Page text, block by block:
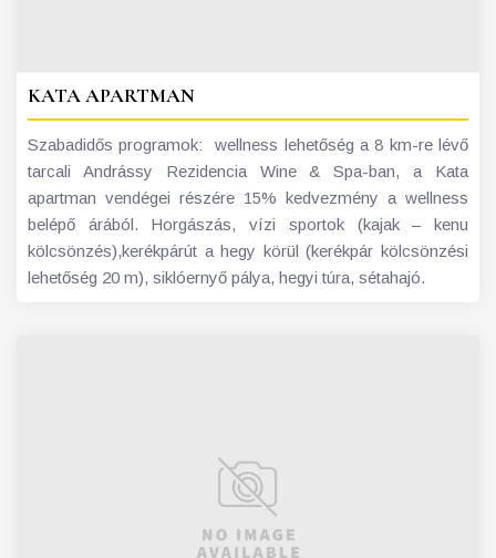
KATA APARTMAN
Szabadidős programok: wellness lehetőség a 8 km-re lévő
tarcali Andrássy Rezidencia Wine & Spa-ban, a Kata
apartman vendégei részére 15% kedvezmény a wellness
belépő árából. Horgászás, vízi sportok (kajak – kenu
kölcsönzés),kerékpárút a hegy körül (kerékpár kölcsönzési
lehetőség 20 m), siklóernyő pálya, hegyi túra, sétahajó.